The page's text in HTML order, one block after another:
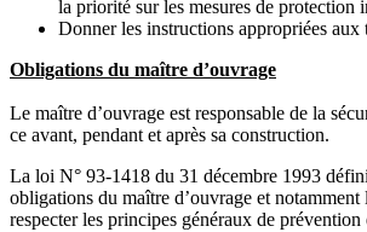
la priorité sur les mesures de protection
Donner les instructions appropriées aux
Obligations du maître d’ouvrage
Le maître d’ouvrage est responsable de la
ce avant, pendant et après sa construction.
La loi N° 93-1418 du 31 décembre 1993
obligations du maître d’ouvrage et notamment
respecter les principes généraux de prévention